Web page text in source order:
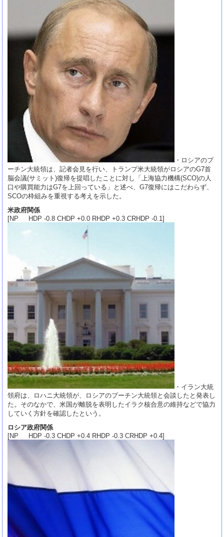
・ロシアのプ
ーチン大統領は、記者会見を行い、トランプ米大統領がロシアのG7首
脳会議(サミット)復帰を提唱したことに対し「上海協力機構(SCO)の人
口や購買能力はG7を上回っている」と述べ、G7復帰にはこだわらず、
SCOの枠組みを重視する考えを示した。
米政府関係
[NP HDP -0.8 CHDP +0.0 RHDP +0.3 CRHDP -0.1]
・イラン大統
領府は、ロハニ大統領が、ロシアのプーチン大統領と会談したと発表し
た。そのなかで、米国が離脱を表明したイラク核合意の維持などで協力
していく方針を確認したという。
ロシア政府関係
[NP HDP -0.3 CHDP +0.4 RHDP -0.3 CRHDP +0.4]